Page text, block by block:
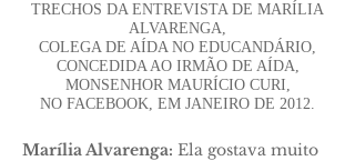
TRECHOS DA ENTREVISTA DE MARÍLIA
ALVARENGA,
COLEGA DE AÍDA NO EDUCANDÁRIO,
CONCEDIDA AO IRMÃO DE AÍDA,
MONSENHOR MAURÍCIO CURI,
NO FACEBOOK, EM JANEIRO DE 2012.
Marília Alvarenga: Ela gostava muito